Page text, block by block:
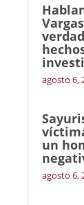
agosto 6,
un
agosto 6,